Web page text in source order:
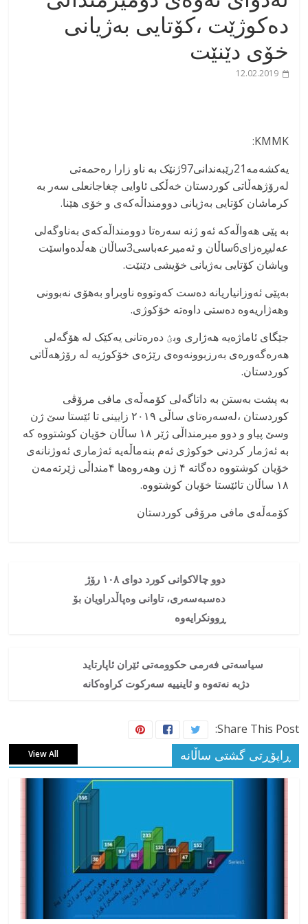
دەکوژێت ،کۆتایی بەژیانی
خۆی دێنێت
12.02.2019
KMMK:
یەکشەمە21رێبەندانی97ژنێک بە ناو زارا رەحمەتی
لەرۆژهەڵاتی کوردستان خەڵکی ئاوایی چغاجانعلی سەر بە
کرماشان کۆتایی بەژیانی دوومنداڵەکەی و خۆی هێنا.
بە پێی هەواڵەکە ئەو ژنە سەرەتا دوومنداڵەکەی بەناوگەلی
عەلیڕەزای6ساڵان و ئەمیرعەباسی3ساڵان هەڵدەواسێت
وپاشان کۆتایی بەژیانی خۆیشی دێنێت.
بەپێی ئەوزانیاریانە دەست کەوتووە ناوبراو بەهۆی نەبوونی
وهەژاریەوە دەستی داوەتە خۆکوژی.
جێگای ئاماژەیە هەژاری وبؽ دەرەتانی یەکێک لە هۆگەلی
هەرەگەورەی بەرزبوونەوەی رێژەی خۆکوژیە لە رۆژهەڵاتی
کوردستان.
بە پشت بەستن بە داتاگەلی کۆمەڵەی مافی مرۆڤی
کوردستان ،لەسەرەتای ساڵی ۲۰۱۹ زایینی تا ئێستا سێ ژن
وسێ پیاو و دوو میرمنداڵی ژێر ۱۸ ساڵان خۆیان کوشتووە کە
بە ئەژمار کردنی خوکوژی ئەم بنەماڵەیە ئەژماری ئەوژنانەی
خۆیان کوشتووە دەگاتە ۴ ژن وهەروەها ۴منداڵی ژێرتەمەن
۱۸ ساڵان تائێستا خۆیان کوشتووە.
کۆمەڵەی مافی مرۆڤی کوردستان
دوو چالاکوانی کورد دوای ۱۰٨ رۆژ
دەسبەسەری، تاوانی وەپاڵدراویان بۆ
ڕوونکرایەوە
سیاسەتی فەرمی حکوومەتی ئێران ئاپارتاید
دژبە نەتەوە و ئاینییە سەرکوت کراوەکانە
Share This Post:
ڕاپۆڕتی گشتی ساڵانه View All